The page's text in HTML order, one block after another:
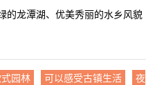
的龙潭湖、优美秀丽的水乡风貌
园林 可以感受古镇生活 夜